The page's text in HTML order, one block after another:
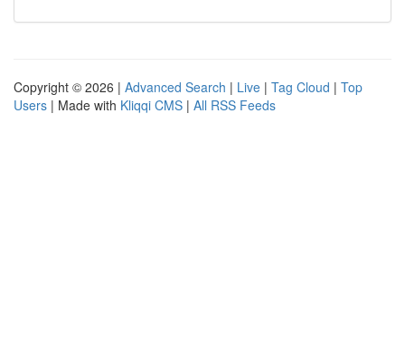
Copyright © 2026 | Advanced Search | Live | Tag Cloud | Top
Users | Made with Kliqqi CMS | All RSS Feeds